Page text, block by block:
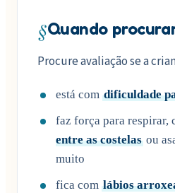
§Quando
Procure avaliação se a
está com dificuldade
faz força para respirar,
entre as costelas ou
muito
fica com lábios